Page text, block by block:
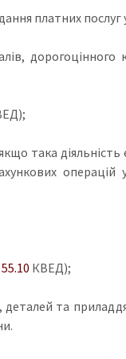
платних
дорогоцінного
така
операцій
КВЕД);
деталей та